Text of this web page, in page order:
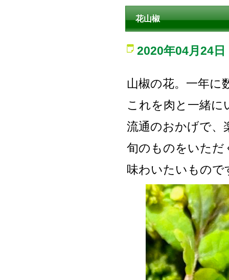
花山椒
2020年04月24日
山椒の花。一年に
これを肉と一緒
流通のおかげで、
旬のものをいただ
味わいたいもので